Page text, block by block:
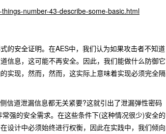
number-43-describe-some-basic.html
的安全证明。在AES中，我们认为如果攻击者不知道
信息，这可能不再安全。因此，我们能做什么防御它
实现，然而，然而，这实际上意味着实现必须完全隔
信道泄漏信息都无关紧要?这就引出了泄漏弹性密码
强的安全需求。在这些条件下(这种情况很少)安全的
设计中必须始终进行权衡，因此在实践中，我们倾向